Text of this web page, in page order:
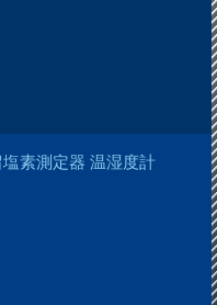
素測定器 温湿度計